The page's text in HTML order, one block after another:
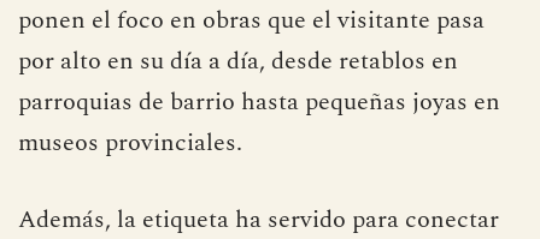
ponen el foco en obras que el visitante pasa
por alto en su día a día, desde retablos en
parroquias de barrio hasta pequeñas joyas en
museos provinciales.
Además, la etiqueta ha servido para conectar